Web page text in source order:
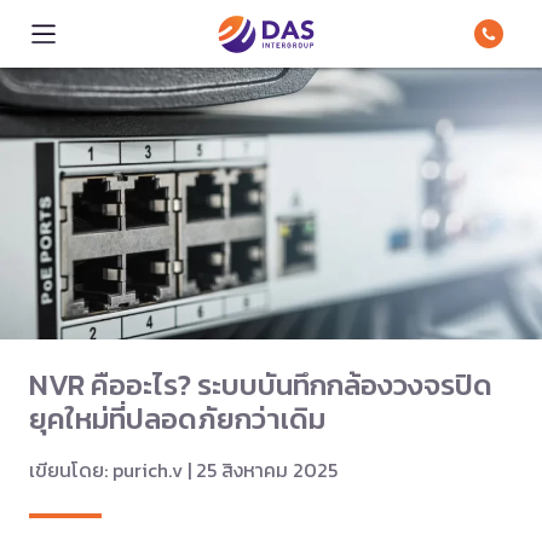
NVR คืออะไร? ระบบบันทึกกล้องวงจรปิด
ยุคใหม่ที่ปลอดภัยกว่าเดิม
เขียนโดย: purich.v | 25 สิงหาคม 2025